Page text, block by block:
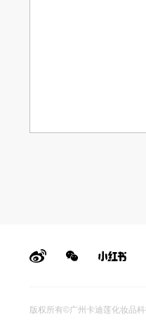
版权所有©广州卡迪莲化妆品